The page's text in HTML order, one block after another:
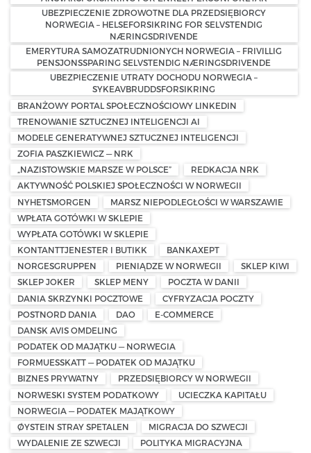
UBEZPIECZENIE ZDROWOTNE DLA PRZEDSIĘBIORCY
NORWEGIA – HELSEFORSIKRING FOR SELVSTENDIG
NÆRINGSDRIVENDE
EMERYTURA SAMOZATRUDNIONYCH NORWEGIA – FRIVILLIG
PENSJONSSPARING SELVSTENDIG NÆRINGSDRIVENDE
UBEZPIECZENIE UTRATY DOCHODU NORWEGIA –
SYKEAVBRUDDSFORSIKRING
BRANŻOWY PORTAL SPOŁECZNOŚCIOWY LINKEDIN
TRENOWANIE SZTUCZNEJ INTELIGENCJI AI
MODELE GENERATYWNEJ SZTUCZNEJ INTELIGENCJI
ZOFIA PASZKIEWICZ — NRK
„NAZISTOWSKIE MARSZE W POLSCE”
REDKACJA NRK
AKTYWNOŚĆ POLSKIEJ SPOŁECZNOŚCI W NORWEGII
NYHETSMORGEN
MARSZ NIEPODLEGŁOŚCI W WARSZAWIE
WPŁATA GOTÓWKI W SKLEPIE
WYPŁATA GOTÓWKI W SKLEPIE
KONTANTTJENESTER I BUTIKK
BANKAXEPT
NORGESGRUPPEN
PIENIĄDZE W NORWEGII
SKLEP KIWI
SKLEP JOKER
SKLEP MENY
POCZTA W DANII
DANIA SKRZYNKI POCZTOWE
CYFRYZACJA POCZTY
POSTNORD DANIA
DAO
E-COMMERCE
DANSK AVIS OMDELING
PODATEK OD MAJĄTKU — NORWEGIA
FORMUESSKATT — PODATEK OD MAJĄTKU
BIZNES PRYWATNY
PRZEDSIĘBIORCY W NORWEGII
NORWESKI SYSTEM PODATKOWY
UCIECZKA KAPITAŁU
NORWEGIA — PODATEK MAJĄTKOWY
ØYSTEIN STRAY SPETALEN
MIGRACJA DO SZWECJI
WYDALENIE ZE SZWECJI
POLITYKA MIGRACYJNA